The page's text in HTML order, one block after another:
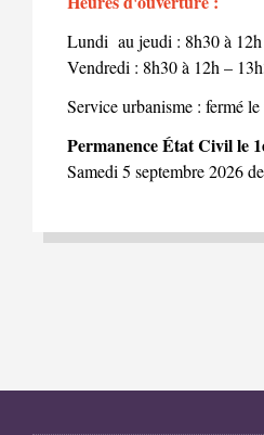
Lundi au jeudi : 8h30 à
Vendredi : 8h30 à 12h –
Service urbanisme : fermé
Permanence État Civil le
Samedi 5 septembre 2026